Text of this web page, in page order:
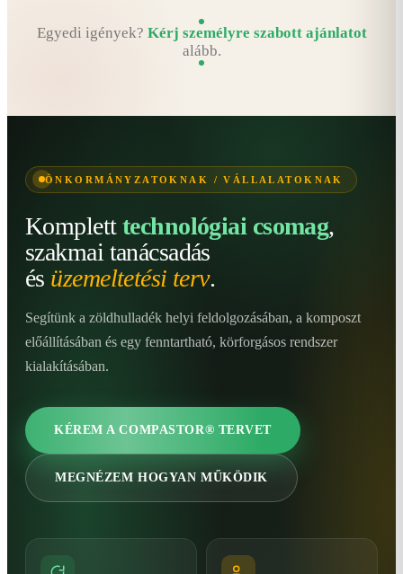
Egyedi igények? Kérj személyre szabott ajánlatot
alább.
ÖNKORMÁNYZATOKNAK / VÁLLALATOKNAK
Kompletttechnológiai csomag,
szakmai tanácsadás
és üzemeltetési terv.
Segítünk a zöldhulladék helyi feldolgozásában, a komposzt
előállításában és egy fenntartható, körforgásos rendszer
kialakításában.
KÉREM A COMPASTOR® TERVET
MEGNÉZEM HOGYAN MŰKÖDIK